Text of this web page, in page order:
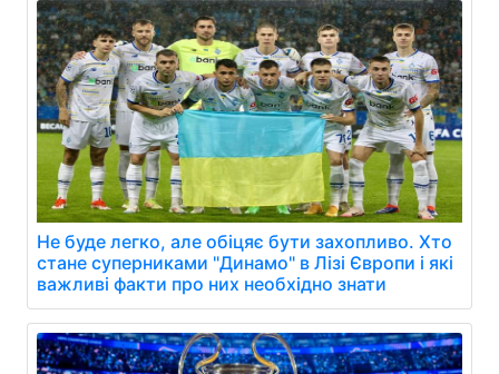
Не буде легко, але обіцяє бути захопливо. Хто
стане суперниками "Динамо" в Лізі Європи і які
важливі факти про них необхідно знати